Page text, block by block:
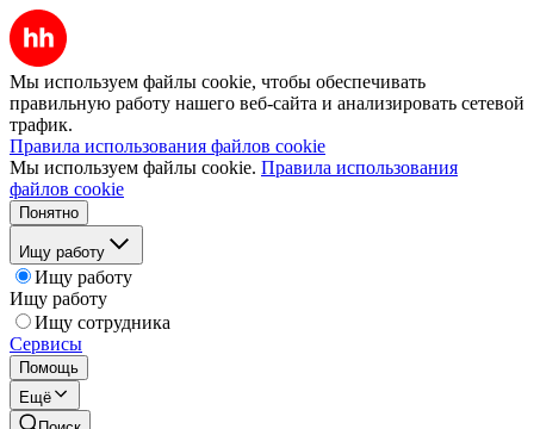
Мы используем файлы cookie, чтобы обеспечивать
правильную работу нашего веб-сайта и анализировать сетевой
трафик.
Правила использования файлов cookie
Мы используем файлы cookie. Правила использования
файлов cookie
Понятно
Ищу работу
Ищу работу
Ищу работу
Ищу сотрудника
Сервисы
Помощь
Ещё